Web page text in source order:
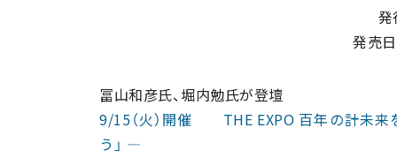
発
発売
冨山和彦氏、堀内勉氏が登壇
9/15（火）開催 THE EXPO 百年の計未
う」 ―